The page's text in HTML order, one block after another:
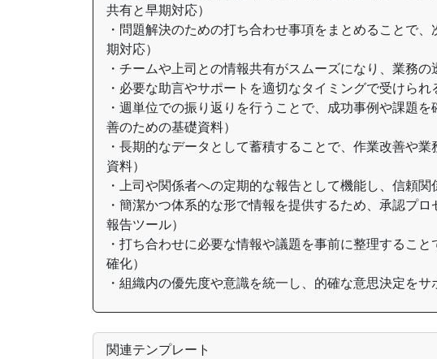
共有と早期対応）
・問題解決のための打ち合わせ事項をまとめることで
期対応）
・チームや上司との情報共有がスムーズになり、業務
・必要な助言やサポートを適切なタイミングで受けられ
・週単位での振り返りを行うことで、成功事例や課題
善のための基礎資料）
・長期的なデータとして蓄積することで、作業改善や
資料）
・上司や関係者への定期的な報告として機能し、信頼
・簡潔かつ体系的な形で情報を提供するため、承認プ
報告ツール）
・打ち合わせに必要な情報や議題を事前に整理するこ
確化）
・組織内の優先度や意識を統一し、的確な意思決定をサ
関連テンプレート